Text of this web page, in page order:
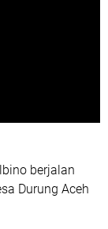
berjalan
Durung Aceh